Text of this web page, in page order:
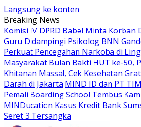
Langsung ke konten
Breaking News
Komisi IV DPRD Babel Minta Korban
Guru Didampingi Psikolog BNN
Perkuat Pencegahan Narkoba di
Masyarakat Bulan Bakti HUT ke-50,
Khitanan Massal, Cek Kesehatan
Darah di Jakarta MIND ID dan PT
Pemali Boarding School Tembus
MINDucation Kasus Kredit Bank
Seret 3 Tersangka